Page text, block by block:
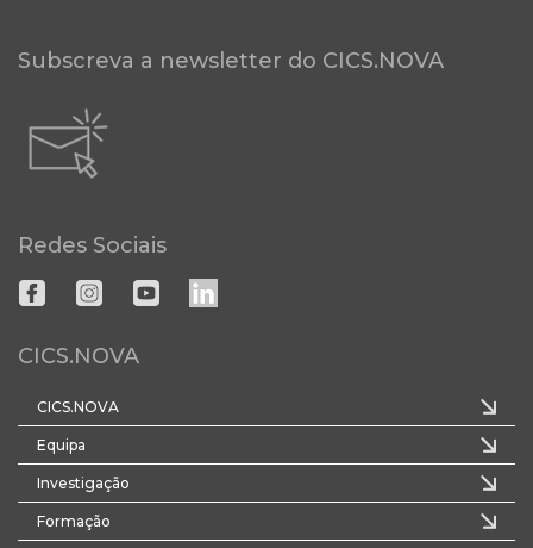
Subscreva a newsletter do CICS.NOVA
Redes Sociais
CICS.NOVA
CICS.NOVA
Equipa
Investigação
Formação